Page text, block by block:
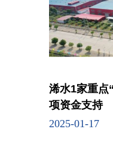
浠水1家重点
项资金支持
2025-01-17